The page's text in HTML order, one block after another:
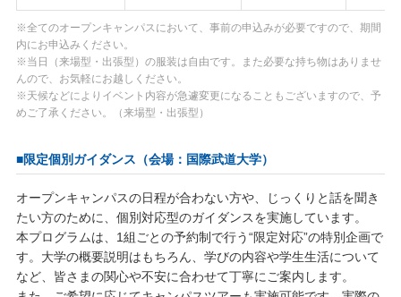
※全てのオープンキャンパスにおいて、事前の申込みが必要ですので、期間
内にお申込みください。
※当日（来場型・出張型）の服装は自由です。また必要な持ち物はありませ
んので、お気軽にお越しください。
※天候などによりイベント内容が急遽変更になることもございますので、予
めご了承ください。（来場型・出張型）
■限定個別ガイダンス（会場：国際武道大学）
オープンキャンパスの日程が合わない方や、じっくりと話を聞き
たい方のために、個別対応型のガイダンスを実施しています。
本プログラムは、1組ごとの予約制で行う“限定対応”の特別企画で
す。大学の概要説明はもちろん、学びの内容や学生生活について
など、皆さまの関心や不安に合わせて丁寧にご案内します。